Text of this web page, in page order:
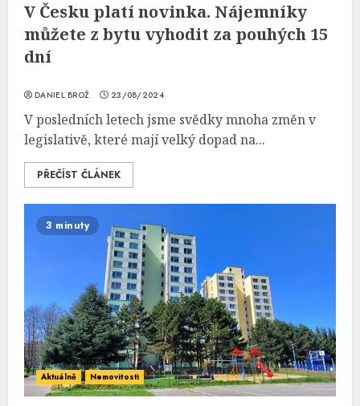
V Česku platí novinka. Nájemníky
můžete z bytu vyhodit za pouhých 15
dní
DANIEL BROŽ 23/08/2024
V posledních letech jsme svědky mnoha změn v
legislativě, které mají velký dopad na...
PŘEČÍST ČLÁNEK
3 minuty
Aktuálně Nemovitosti